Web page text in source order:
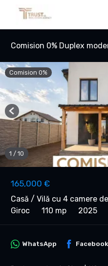
Comision 0% Duplex
165,000 €
Casă / Vilă cu 4 camere
Giroc
110 mp 2025
Comision 0%
1 / 10
Previous
WhatsApp Facebook